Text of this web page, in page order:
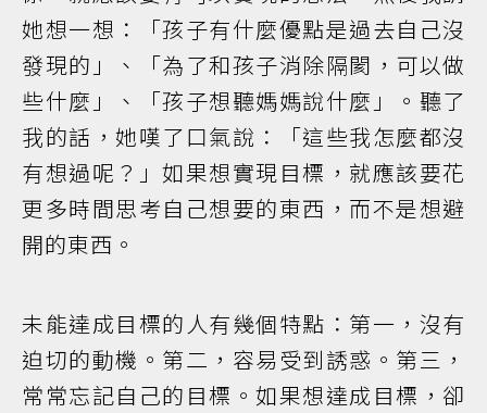
她想一想：「孩子有什麼優點是過去自己沒
發現的」、「為了和孩子消除隔閡，可以做
些什麼」、「孩子想聽媽媽說什麼」。聽了
我的話，她嘆了口氣說：「這些我怎麼都沒
有想過呢？」如果想實現目標，就應該要花
更多時間思考自己想要的東西，而不是想避
開的東西。
未能達成目標的人有幾個特點：第一，沒有
迫切的動機。第二，容易受到誘惑。第三，
常常忘記自己的目標。如果想達成目標，卻